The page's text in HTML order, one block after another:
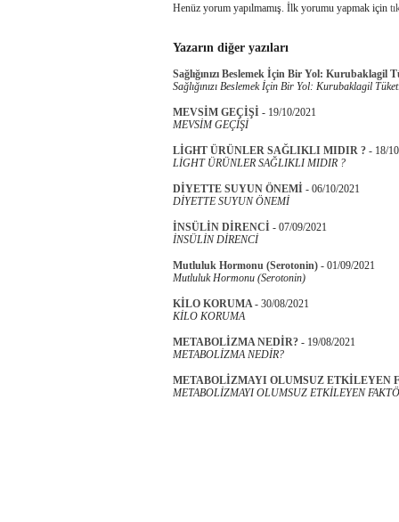
Henüz yorum yapılmamış. İlk yorumu yapmak için
Yazarın diğer yazıları
Sağlığınızı Beslemek İçin Bir Yol: Kurubaklagil
Sağlığınızı Beslemek İçin Bir Yol: Kurubaklagil
MEVSİM GEÇİŞİ - 19/10/2021
MEVSİM GEÇİŞİ
LİGHT ÜRÜNLER SAĞLIKLI MIDIR ? - 18/
LİGHT ÜRÜNLER SAĞLIKLI MIDIR ?
DİYETTE SUYUN ÖNEMİ - 06/10/2021
DİYETTE SUYUN ÖNEMİ
İNSÜLİN DİRENCİ - 07/09/2021
İNSÜLİN DİRENCİ
Mutluluk Hormonu (Serotonin) - 01/09/2021
Mutluluk Hormonu (Serotonin)
KİLO KORUMA- 30/08/2021
KİLO KORUMA
METABOLİZMA NEDİR? - 19/08/2021
METABOLİZMA NEDİR?
METABOLİZMAYI OLUMSUZ ETKİLEYEN
METABOLİZMAYI OLUMSUZ ETKİLEYEN